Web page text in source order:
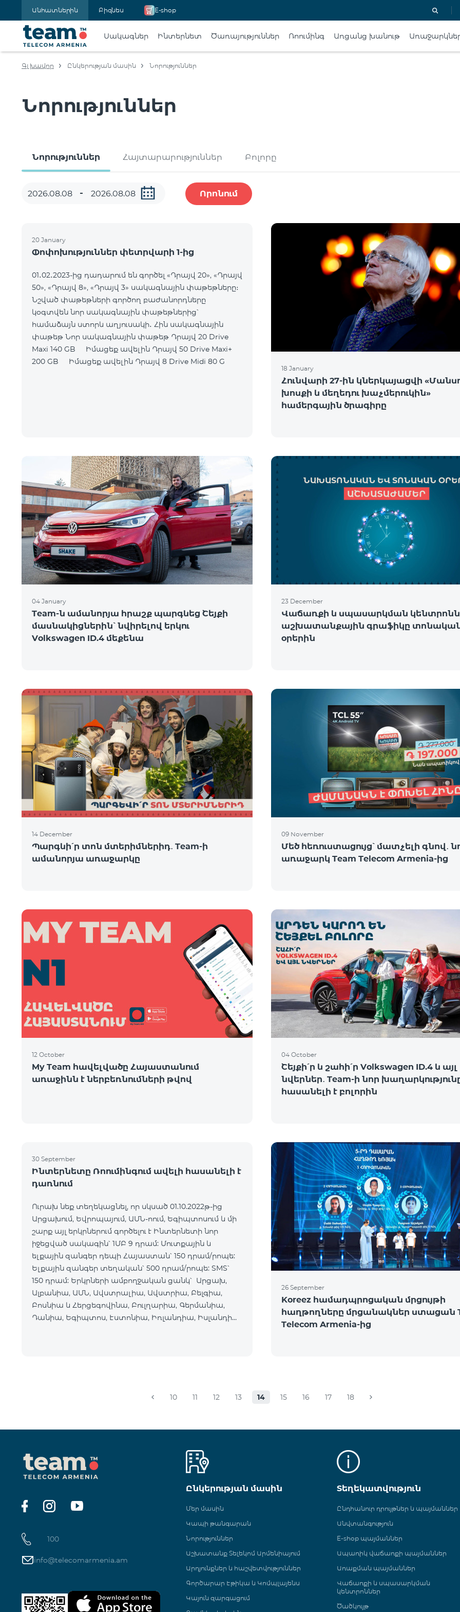
Անհատներին Բիզնես E-shop
Սակագներ Ինտերնետ Ծառայություններ Ռոումինգ Առցանց խանութ
Գլխավոր Ընկերության մասին Նորություններ
Նորություններ
Նորություններ Հայտարարություններ Բոլորը
Որոնում
20 January
Փոփոխություններ փետրվարի 1-ից
01․02․2023-ից դադարում են գործել «Դրայվ 20», «Դրայվ
50», «Դրայվ 8», «Դրայվ 3» սակագնային փաթեթները։
Նշված փաթեթների գործող բաժանորդները
կօգտվեն նոր սակագնային փաթեթներից՝
համաձայն ստորև աղյուսակի․ Հին սակագնային
փաթեթ Նոր սակագնային փաթեթ Դրայվ 20 Drive
Maxi 140 GB Իմացեք ավելին Դրայվ 50 Drive Maxi+
200 GB Իմացեք ավելին Դրայվ 8 Drive Midi 80 G
18 January
Հունվարի 27-ին կներկայացվի
խոսքի և մեղեդու խաչմերուկին»
համերգային ծրագիրը
04 January
Team-ն ամանորյա հրաշք պարգևեց Շեյքի
մասնակիցներին՝ նվիրելով երկու
Volkswagen ID.4 մեքենա
23 December
Վաճառքի և սպասարկման
աշխատանքային գրաֆիկը
օրերին
14 December
Պարգևի՛ր տոն մտերիմներիդ․ Team-ի
ամանորյա առաջարկը
09 November
Մեծ հեռուստացույց՝ մատչելի գնով․
առաջարկ Team Telecom Armenia-ից
12 October
My Team հավելվածը Հայաստանում
առաջինն է ներբեռնումների թվով
04 October
Շեյքի՛ր և շահի՛ր Volkswagen ID.4 և այլ
նվերներ․ Team-ի նոր
հասանելի է բոլորին
30 September
Ինտերնետը Ռոումինգում ավելի հասանելի է
դառնում
Ուրախ նեք տեղեկացնել, որ սկսած 01.10.2022թ-ից
Արցախում, Եվրոպայում, ԱՄՆ-ոում, Եգիպտոսում և մի
շարք այլ երկրներում գործելու է Ինտերնետի նոր
իջեցված սակագին՝ 1ՄԲ 9 դրամ: Մուտքային և
ելքային զանգեր դեպի Հայաստան՝ 150 դրամ/րոպե:
Ելքային զանգեր տեղական՝ 500 դրամ/րոպե: SMS՝
150 դրամ: Երկրների ամբողջական ցանկ՝ Արցախ,
Ալբանիա, ԱՄՆ, Ավստրալիա, Ավստրիա, Բելգիա,
Բոսնիա և Հերցեգովինա, Բուլղարիա, Գերմանիա,
Դանիա, Եգիպտոս, Էստոնիա, Իռլանդիա, Իսլանդիա,
26 September
Koreez համադպրոցական մրցույթի
հաղթողները մրցանակներ ստացան
Telecom Armenia-ից
10 11 12 13 14 15 16 17 18
100
info@telecomarmenia.am
Ընկերության մասին
Մեր մասին
Կապի թանգարան
Նորություններ
Աշխատանք Տելեկոմ Արմենիայում
Արդյունքներ և հաշվետվություններ
Գործարար Էթիկա և Կոմպլայենս
Կայուն զարգացում
Տեղեկատվություն
Ընդհանուր դրույթներ և պայմաններ
Անվտանգություն
E-shop պայմաններ
Ապառիկ վաճառքի պայմաններ
Առաքման պայմաններ
Վաճառքի և սպասարկման
կենտրոններ
Ծածկույթ